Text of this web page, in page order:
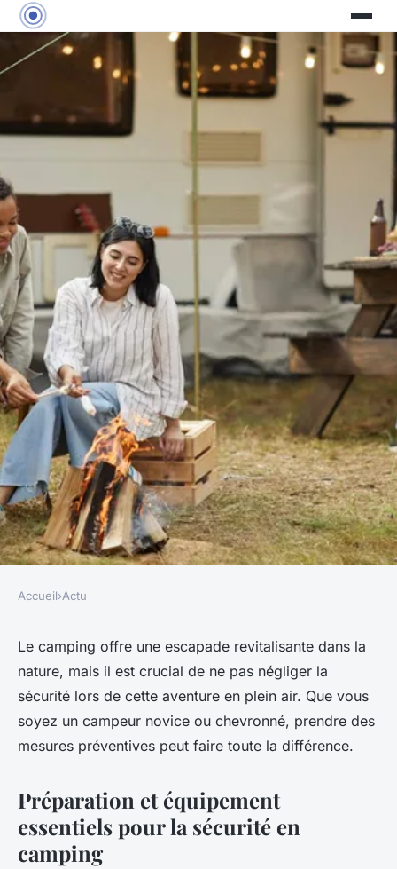
Comment assurer la sécurité
pendant un camping ?
alfred• 7 février 2024 •2 min de lecture
Accueil›Actu
Le camping offre une escapade revitalisante dans la
nature, mais il est crucial de ne pas négliger la
sécurité lors de cette aventure en plein air. Que vous
soyez un campeur novice ou chevronné, prendre des
mesures préventives peut faire toute la différence.
Préparation et équipement
essentiels pour la sécurité en
camping